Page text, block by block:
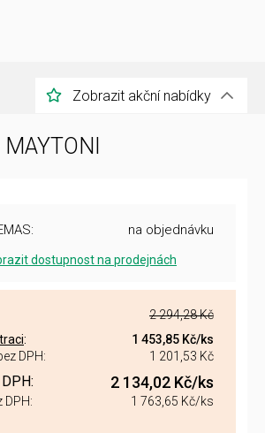
Zobrazit akční nabídky
na objednávku
dostupnost na prodejnách
2 294,28 Kč
: 1 453,85 Kč/ks
DPH:
1 201,53 Kč
2 134,02 Kč/ks
DPH: 1 763,65 Kč/ks